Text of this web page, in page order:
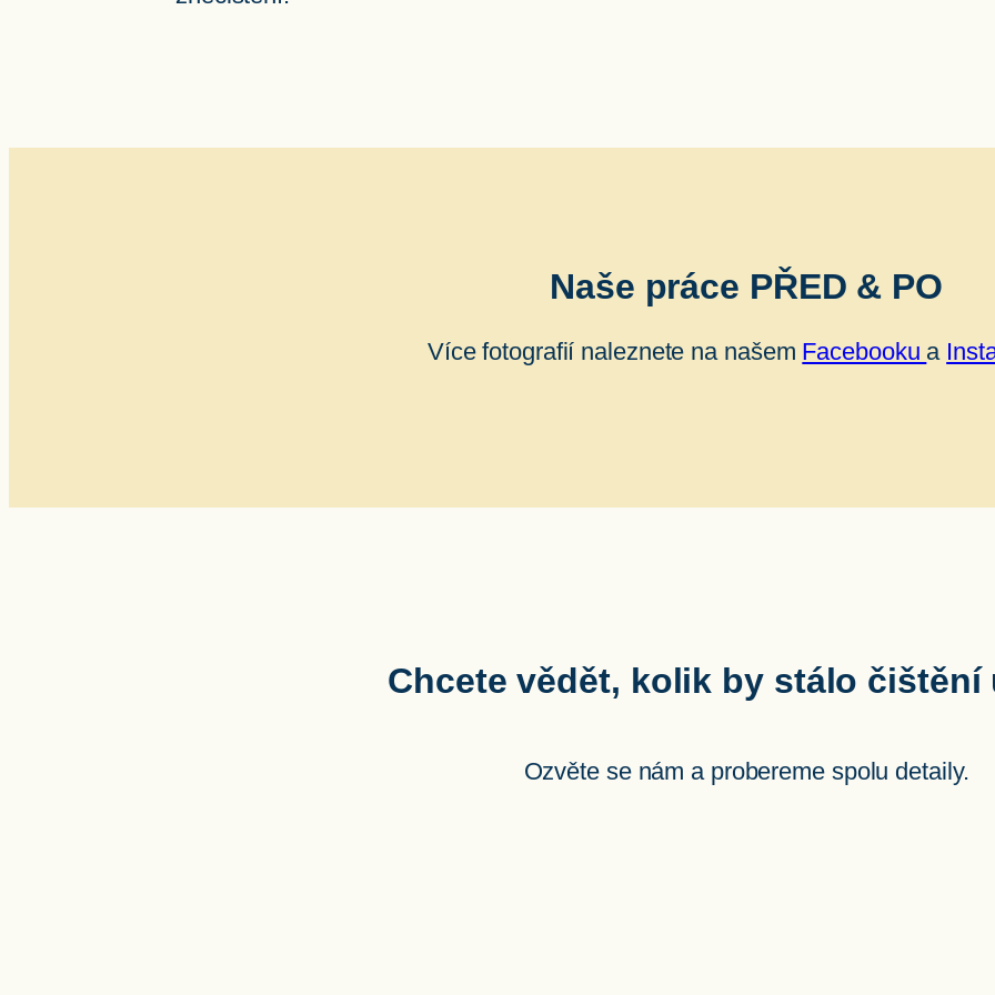
Naše práce PŘED & PO
Více fotografií naleznete na našem Facebooku a
Chcete vědět, kolik by stálo čištění
Ozvěte se nám a probereme spolu detaily.